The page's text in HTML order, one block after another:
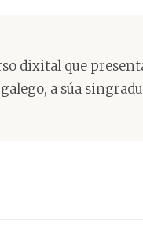
dixital que
a súa